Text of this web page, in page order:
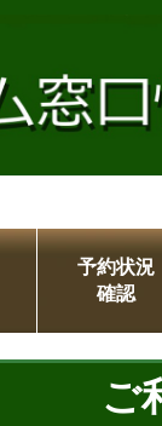
予約状況
確認
ご